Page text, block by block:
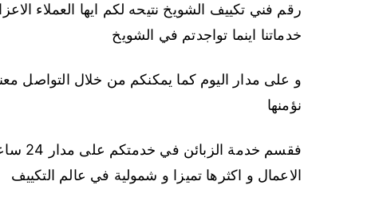
رقم فني تكييف الشويخ نتيحه لكم ايها العملاء
خدماتنا اينما تواجدتم في الشويخ
و على مدار اليوم كما يمكنكم من خلال التواصل
نؤمنها
فقسم
الاعمال و اكثرها تميزا و شمولية في عالم التكييف